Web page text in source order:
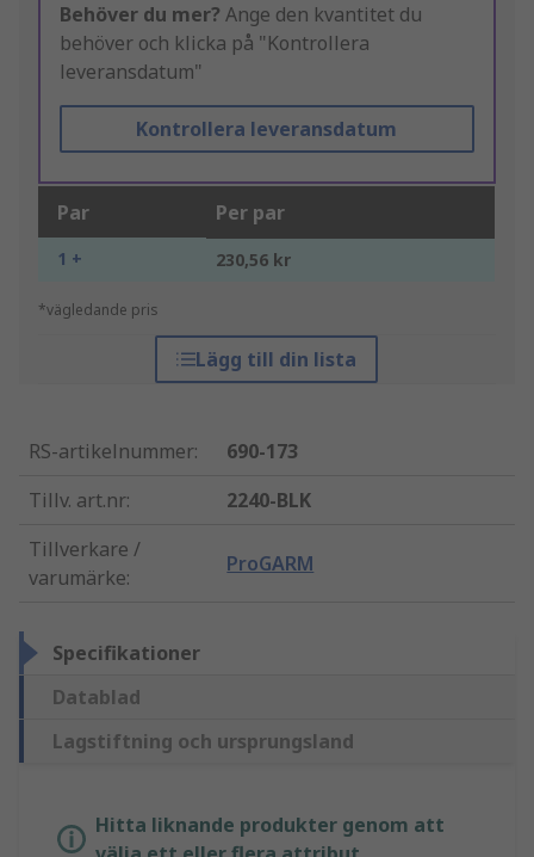
Behöver du mer? Ange den kvantitet du
behöver och klicka på "Kontrollera
leveransdatum"
Kontrollera leveransdatum
Par Per par
1 + 230,56 kr
*vägledande pris
Lägg till din lista
RS-artikelnummer:
690-173
Tillv. art.nr:
2240-BLK
Tillverkare /
varumärke:
ProGARM
Specifikationer
Datablad
Lagstiftning och ursprungsland
Hitta liknande produkter genom att